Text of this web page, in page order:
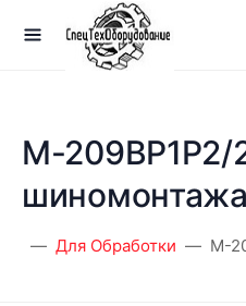
M-209BP1P2/
шиномонтажа
Для Обработки M-